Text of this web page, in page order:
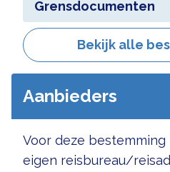
Grensdocumenten
Bekijk alle
Aanbieders
Voor deze
eigen reisbureau/